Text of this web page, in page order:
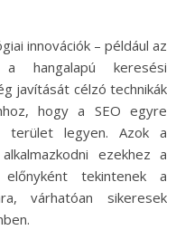
innovációk – például az
a hangalapú keresési
javítását célzó technikák
hogy a SEO egyre
terület legyen. Azok a
ezekhez a
tekintenek a
várhatóan sikeresek